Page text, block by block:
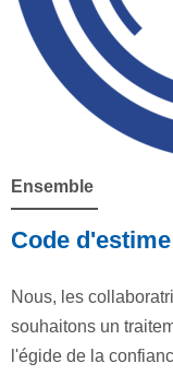
Ensemble
Code
Nous, les
souhaitons un
l'égide de la